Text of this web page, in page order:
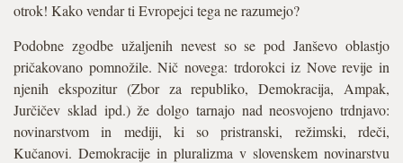
otrok! Kako vendar ti Evropejci tega ne razumejo?
Podobne zgodbe užaljenih nevest so se pod Janševo oblastjo
pričakovano pomnožile. Nič novega: trdorokci iz Nove revije in
njenih ekspozitur (Zbor za republiko, Demokracija, Ampak,
Jurčičev sklad ipd.) že dolgo tarnajo nad neosvojeno trdnjavo:
novinarstvom in mediji, ki so pristranski, režimski, rdeči,
Kučanovi. Demokracije in pluralizma v slovenskem novinarstvu